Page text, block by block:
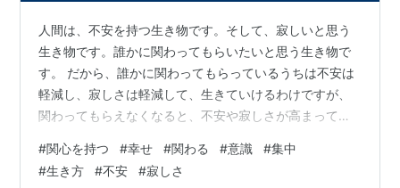
人間は、不安を持つ生き物です。そして、寂しいと思う
生き物です。誰かに関わってもらいたいと思う生き物で
す。 だから、誰かに関わってもらっているうちは不安は
軽減し、寂しさは軽減して、生きていけるわけですが、
関わってもらえなくなると、不安や寂しさが高まって生
に、人は自ら何かに関わっていると、不安は軽減しま
す。そして、寂しさも軽減します。その意味で、人は何
#関心を持つ #幸せ #関わる #意識 #集中
#生き方 #不安 #寂しさ